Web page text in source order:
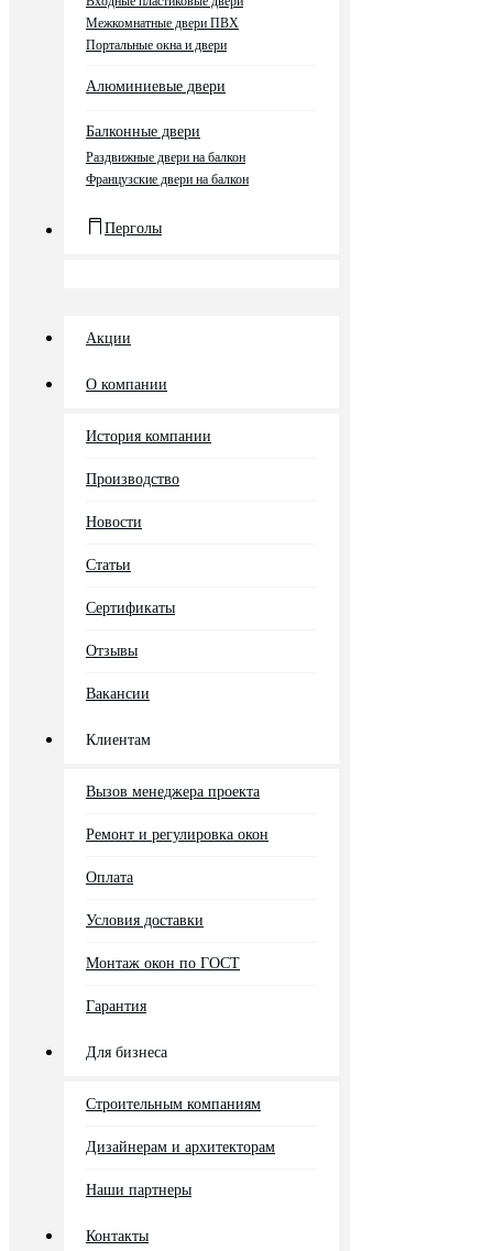
Межкомнатные двери ПВХ
Портальные окна и двери
Алюминиевые двери
Балконные двери
Раздвижные двери на балкон
Французские двери на балкон
Перголы
Акции
О компании
История компании
Производство
Новости
Статьи
Сертификаты
Отзывы
Вакансии
Клиентам
Вызов менеджера проекта
Ремонт и регулировка окон
Оплата
Условия доставки
Монтаж окон по ГОСТ
Гарантия
Для бизнеса
Строительным компаниям
Дизайнерам и архитекторам
Наши партнеры
Контакты